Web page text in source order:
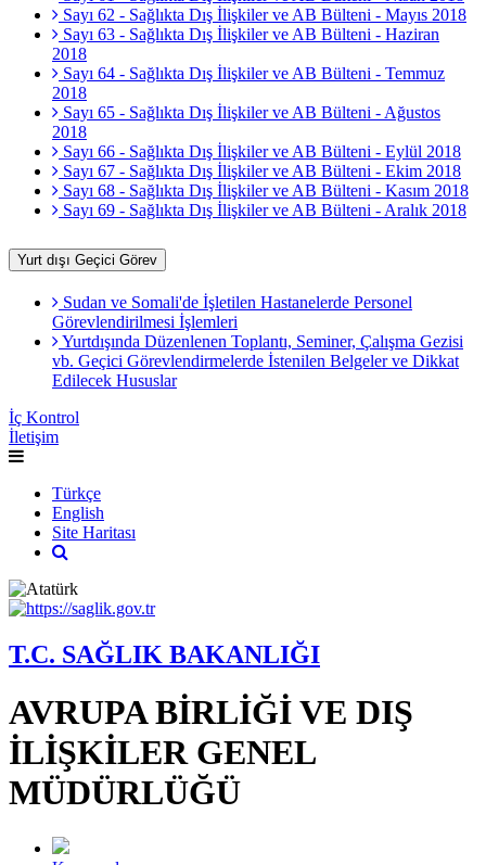
Sayı 62 - Sağlıkta Dış İlişkiler ve AB Bülteni - Mayıs 2018
Sayı 63 - Sağlıkta Dış İlişkiler ve AB Bülteni - Haziran
2018
Sayı 64 - Sağlıkta Dış İlişkiler ve AB Bülteni - Temmuz
2018
Sayı 65 - Sağlıkta Dış İlişkiler ve AB Bülteni - Ağustos
2018
Sayı 66 - Sağlıkta Dış İlişkiler ve AB Bülteni - Eylül 2018
Sayı 67 - Sağlıkta Dış İlişkiler ve AB Bülteni - Ekim 2018
Sayı 68 - Sağlıkta Dış İlişkiler ve AB Bülteni - Kasım 2018
Sayı 69 - Sağlıkta Dış İlişkiler ve AB Bülteni - Aralık 2018
Yurt dışı Geçici Görev
Sudan ve Somali'de İşletilen Hastanelerde Personel
Görevlendirilmesi İşlemleri
Yurtdışında Düzenlenen Toplantı, Seminer, Çalışma Gezisi
vb. Geçici Görevlendirmelerde İstenilen Belgeler ve Dikkat
Edilecek Hususlar
İç Kontrol
İletişim
Türkçe
English
Site Haritası
T.C. SAĞLIK BAKANLIĞI
AVRUPA BİRLİĞİ VE DIŞ
İLİŞKİLER GENEL
MÜDÜRLÜĞÜ